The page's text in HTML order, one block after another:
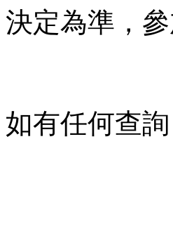
決定為準，
如有任何查